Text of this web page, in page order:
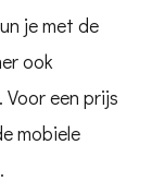
je met de
ook
een prijs
mobiele